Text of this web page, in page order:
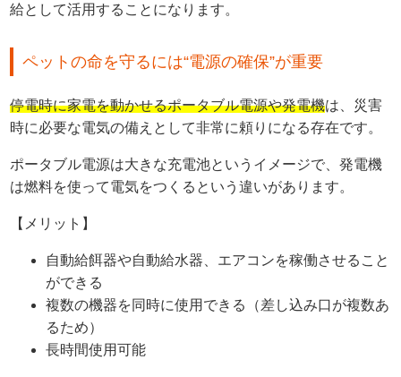
給として活用することになります。
ペットの命を守るには“電源の確保”が重要
停電時に家電を動かせるポータブル電源や発電機は、災害
時に必要な電気の備えとして非常に頼りになる存在です。
ポータブル電源は大きな充電池というイメージで、発電機
は燃料を使って電気をつくるという違いがあります。
【メリット】
自動給餌器や自動給水器、エアコンを稼働させること
ができる
複数の機器を同時に使用できる（差し込み口が複数あ
るため）
長時間使用可能